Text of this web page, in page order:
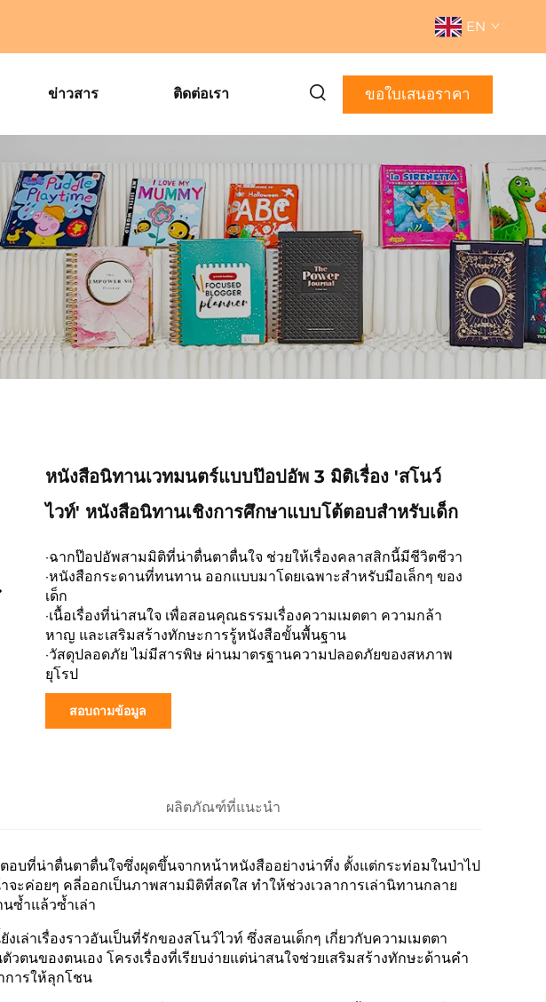
EN
ข่าวสาร ติดต่อเรา ขอใบเสนอราคา
หนังสือนิทานเวทมนตร์แบบป๊อปอัพ 3 มิติเรื่อง 'สโนว์
ไวท์' หนังสือนิทานเชิงการศึกษาแบบโต้ตอบสำหรับเด็ก
·ฉากป๊อปอัพสามมิติที่น่าตื่นตาตื่นใจ ช่วยให้เรื่องคลาสสิกนี้มีชีวิตชีวา
·หนังสือกระดานที่ทนทาน ออกแบบมาโดยเฉพาะสำหรับมือเล็กๆ ของ
เด็ก
·เนื้อเรื่องที่น่าสนใจ เพื่อสอนคุณธรรมเรื่องความเมตตา ความกล้า
หาญ และเสริมสร้างทักษะการรู้หนังสือขั้นพื้นฐาน
·วัสดุปลอดภัย ไม่มีสารพิษ ผ่านมาตรฐานความปลอดภัยของสหภาพ
ยุโรป
สอบถามข้อมูล
ผลิตภัณฑ์ที่แนะนำ
อบที่น่าตื่นตาตื่นใจซึ่งผุดขึ้นจากหน้าหนังสืออย่างน่าทึ่ง ตั้งแต่กระท่อมในป่าไป
ะค่อยๆ คลี่ออกเป็นภาพสามมิติที่สดใส ทำให้ช่วงเวลาการเล่านิทานกลาย
ซ้ำแล้วซ้ำเล่า
ล่าเรื่องราวอันเป็นที่รักของสโนว์ไวท์ ซึ่งสอนเด็กๆ เกี่ยวกับความเมตตา
นของตนเอง โครงเรื่องที่เรียบง่ายแต่น่าสนใจช่วยเสริมสร้างทักษะด้านคำ
การให้ลุกโชน